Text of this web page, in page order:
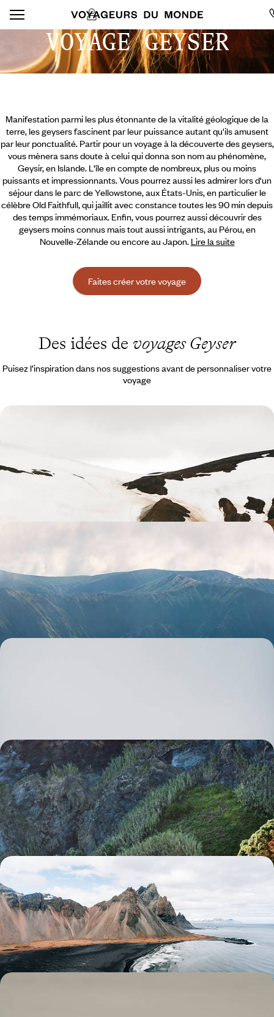
VOYAGE GEYSER
Manifestation parmi les plus étonnante de la vitalité géologique de la
terre, les geysers fascinent par leur puissance autant qu'ils amusent
par leur ponctualité. Partir pour un voyage à la découverte des geysers,
vous mènera sans doute à celui qui donna son nom au phénomène,
Geysir, en Islande. L'île en compte de nombreux, plus ou moins
puissants et impressionnants. Vous pourrez aussi les admirer lors d'un
séjour dans le parc de Yellowstone, aux États-Unis, en particulier le
célèbre Old Faithfull, qui jaillit avec constance toutes les 90 min depuis
des temps immémoriaux. Enfin, vous pourrez aussidécouvrir des
geysers moins connus mais tout aussi intrigants, au Pérou, en
Nouvelle-Zélande ou encore au Japon. Lire la suite
Faites créer votre voyage
Des idées de voyages Geyser
Puisez l’inspiration dans nos suggestions avant de personnaliser votre
voyage
Chutes, geysers, aurores boréales : une échappée pour vivre l'Islande
hors saison
La diversité naturelle de la plus grande île des Açores, entre volcans,
cascades, lacs et geysers
8 jours, de CHF 1900 à CHF 3000
Faial, Pico, Terceira et São Miguel - Les Açores
d’île en île
Parcourir pas moins de quatre îles pour apprécier la variété des
paysages de l'archipel
12 jours, de CHF 2500 à CHF 3800
Volcans, geysers et sable noir - Road-trip islandais
en famille
Un voyage possible toute l'année et conçu pour les tribus : distances
étudiées et étapes confortables
10 jours, de CHF 2500 à CHF 3400